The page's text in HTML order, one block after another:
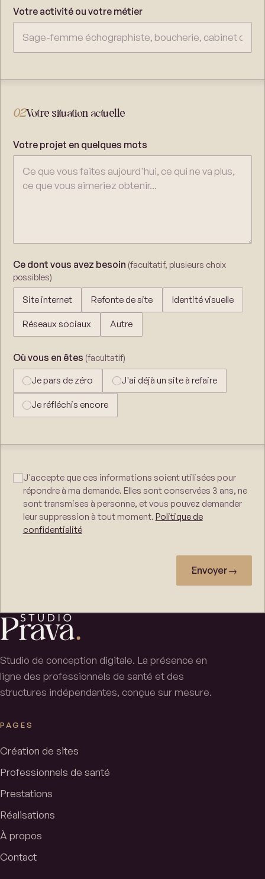
Votre activité ou votre métier
02Votre situation actuelle
Votre projet en quelques mots
Ce dont vous avez besoin (facultatif, plusieurs choix
possibles)
Site internet Refonte de site Identité visuelle
Réseaux sociaux Autre
Où vous en êtes (facultatif)
Je pars de zéro J'ai déjà un site à refaire
Je réfléchis encore
J'accepte que ces informations soient utilisées pour
répondre à ma demande. Elles sont conservées 3 ans, ne
sont transmises à personne, et vous pouvez demander
leur suppression à tout moment. Politique de
confidentialité
Envoyer→
Studio de conception digitale. La présence en
ligne des professionnels de santé et des
structures indépendantes, conçue sur mesure.
PAGES
Création de sites
Professionnels de santé
Prestations
Réalisations
À propos
Contact